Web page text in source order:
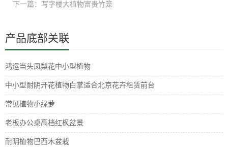
下一篇：写字楼大植物富贵竹笼
产品底部关联
鸿运当头凤梨花中小型植物
中小型耐阴开花植物白掌适合北京花卉租赁前台
常见植物小绿萝
老板办公桌高档红枫盆景
耐阴植物巴西木盆栽